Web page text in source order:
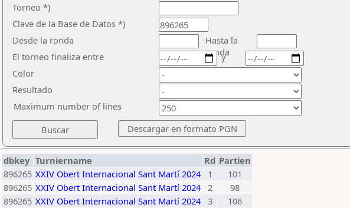
Torneo *)
Clave de la Base de Datos *)
Desde la ronda
Hasta la
ronda
El torneo finaliza entre
Color
Resultado
y
Maximum number of lines
dbkey Turniername Rd Partien
896265 XXIV Obert Internacional Sant Martí 2024 1
101
896265 XXIV Obert Internacional Sant Martí 2024 2
98
896265 XXIV Obert Internacional Sant Martí 2024 3
106